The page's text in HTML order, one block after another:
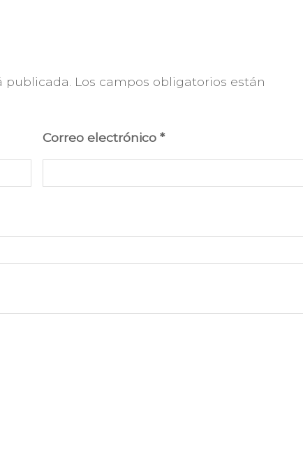
publicada. Los campos obligatorios están
Correo electrónico*